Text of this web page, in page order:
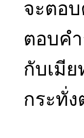
จะตอ
ตอบค
กับเมี
กระทั่